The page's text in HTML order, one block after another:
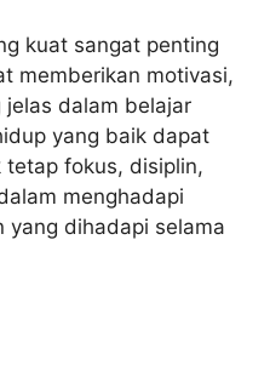
kuat sangat penting
memberikan motivasi,
dalam belajar
yang baik dapat
fokus, disiplin,
menghadapi
yang dihadapi selama